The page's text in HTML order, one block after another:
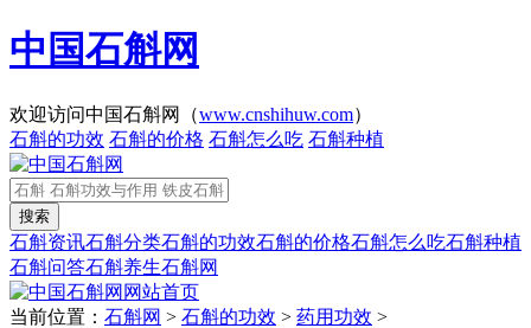
中国石斛网
欢迎访问中国石斛网（www.cnshihuw.com）
石斛的功效 石斛的价格 石斛怎么吃 石斛种植
石斛资讯石斛分类石斛的功效石斛的价格石斛怎么吃石斛种植
石斛问答石斛养生石斛网
网站首页
当前位置： 石斛网 > 石斛的功效 > 药用功效 >